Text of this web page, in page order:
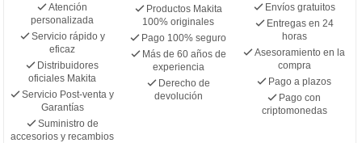
Atención
personalizada
Servicio rápido y
eficaz
Distribuidores
oficiales Makita
Servicio Post-venta y
Garantías
Suministro de
accesorios y recambios
Productos Makita
100% originales
Pago 100% seguro
Más de 60 años de
experiencia
Derecho de
devolución
Envíos gratuitos
Entregas en 24
horas
Asesoramiento en la
compra
Pago a plazos
Pago con
criptomonedas